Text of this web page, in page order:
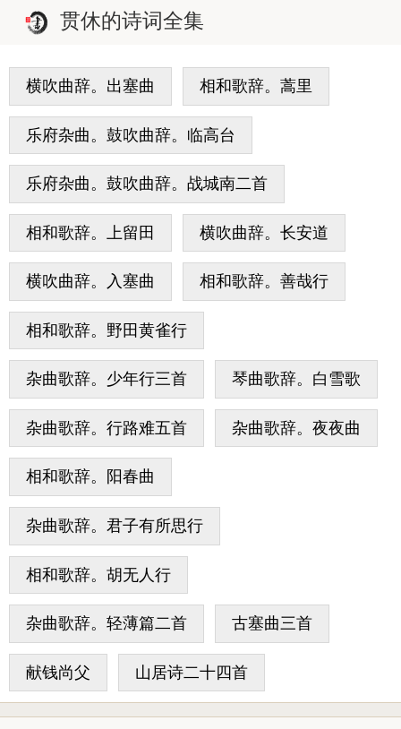
贯休的诗词全集
横吹曲辞。出塞曲 相和歌辞。蒿里
乐府杂曲。鼓吹曲辞。临高台
乐府杂曲。鼓吹曲辞。战城南二首
相和歌辞。上留田 横吹曲辞。长安道
横吹曲辞。入塞曲 相和歌辞。善哉行
相和歌辞。野田黄雀行
杂曲歌辞。少年行三首 琴曲歌辞。白雪歌
杂曲歌辞。行路难五首 杂曲歌辞。夜夜曲
相和歌辞。阳春曲
杂曲歌辞。君子有所思行
相和歌辞。胡无人行
杂曲歌辞。轻薄篇二首 古塞曲三首
献钱尚父 山居诗二十四首